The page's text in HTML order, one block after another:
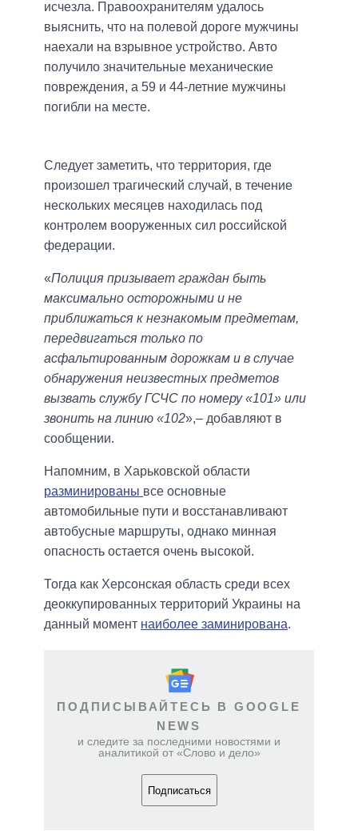
исчезла. Правоохранителям удалось
выяснить, что на полевой дороге мужчины
наехали на взрывное устройство. Авто
получило значительные механические
повреждения, а 59 и 44-летние мужчины
погибли на месте.
Следует заметить, что территория, где
произошел трагический случай, в течение
нескольких месяцев находилась под
контролем вооруженных сил российской
федерации.
«Полиция призывает граждан быть
максимально осторожными и не
приближаться к незнакомым предметам,
передвигаться только по
асфальтированным дорожкам и в случае
обнаружения неизвестных предметов
вызвать службу ГСЧС по номеру «101» или
звонить на линию «102»,– добавляют в
сообщении.
Напомним, в Харьковской области
разминированы все основные
автомобильные пути и восстанавливают
автобусные маршруты, однако минная
опасность остается очень высокой.
Тогда как Херсонская область среди всех
деоккупированных территорий Украины на
данный момент наиболее заминирована.
ПОДПИСЫВАЙТЕСЬ В GOOGLE
NEWS
и следите за последними новостями и
аналитикой от «Слово и дело»
Подписаться